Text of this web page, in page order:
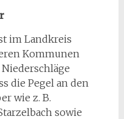
im Landkreis
Kommunen
die Pegel an den
wie z. B.
sowie